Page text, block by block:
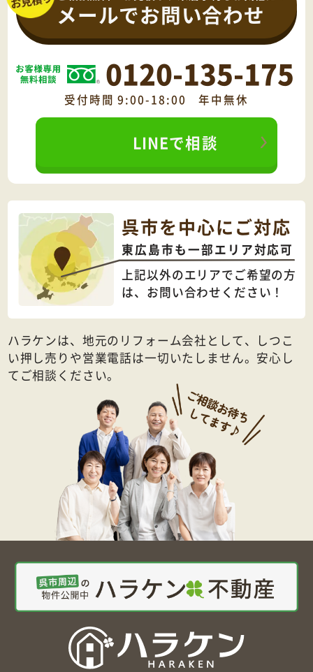
メールでお問い合わせ
0120-135-175
受付時間 9:00-18:00 年中無休
LINEで相談
呉市を中心にご対応
東広島市も一部エリア対応可
上記以外のエリアでご希望の方
は、 お問い合わせください！
ハラケンは、地元のリフォーム会社として、しつこ
い押し売りや営業電話は一切いたしません。安心し
てご相談ください。